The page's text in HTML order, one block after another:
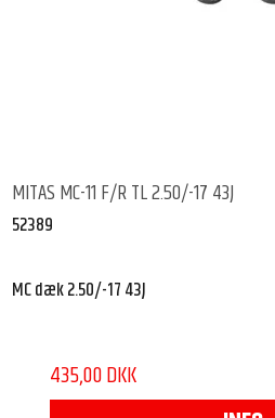
MITAS MC-11 F/R TL 2.50/-17 43J
52389
MC dæk 2.50/-17 43J
435,00 DKK